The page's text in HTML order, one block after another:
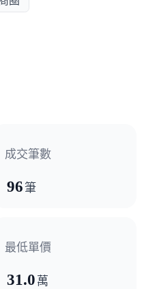
成交筆數
96筆
最低單價
31.0 萬